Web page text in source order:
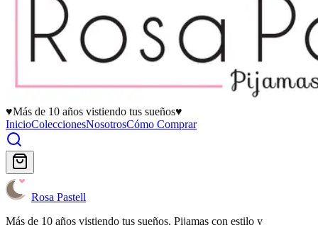
♥Más de 10 años vistiendo tus sueños♥
InicioColeccionesNosotrosCómo Comprar
Rosa Pastell
Más de 10 años vistiendo tus sueños. Pijamas con estilo y